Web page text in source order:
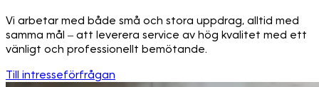
Vi arbetar med både små och stora uppdrag, alltid med
samma mål – att leverera service av hög kvalitet med ett
vänligt och professionellt bemötande.
Till intresseförfrågan